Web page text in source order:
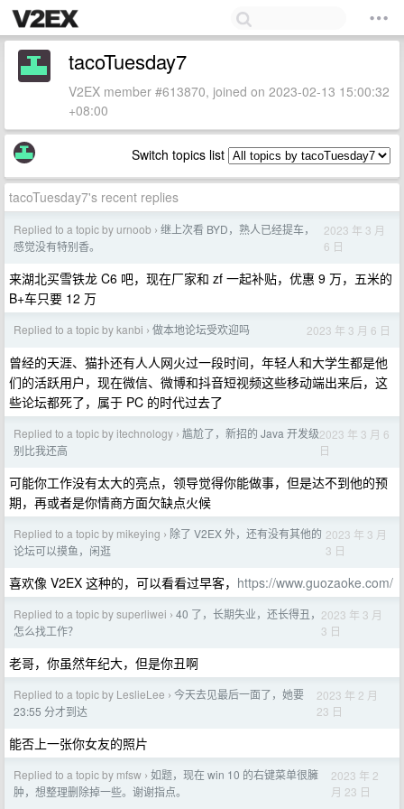
tacoTuesday7
V2EX member #613870, joined on 2023-02-13 15:00:32
+08:00
Switch topics list
tacoTuesday7's recent replies
Replied to a topic by urnoob › 继上次看 BYD，熟人已经提车，
感觉没有特别香。
2023 年 3 月
6 日
来湖北买雪铁龙 C6 吧，现在厂家和 zf 一起补贴，优惠 9 万，五米的
B+车只要 12 万
Replied to a topic by kanbi › 做本地论坛受欢迎吗 2023 年 3 月 6 日
曾经的天涯、猫扑还有人人网火过一段时间，年轻人和大学生都是他
们的活跃用户，现在微信、微博和抖音短视频这些移动端出来后，这
些论坛都死了，属于 PC 的时代过去了
Replied to a topic by itechnology › 尴尬了，新招的 Java 开发级
别比我还高
2023 年 3 月 6
日
可能你工作没有太大的亮点，领导觉得你能做事，但是达不到他的预
期，再或者是你情商方面欠缺点火候
Replied to a topic by mikeying › 除了 V2EX 外，还有没有其他的
论坛可以摸鱼，闲逛
2023 年 3 月
3 日
喜欢像 V2EX 这种的，可以看看过早客， https://www.guozaoke.com/
Replied to a topic by superliwei › 40 了，长期失业，还长得丑，
怎么找工作？
2023 年 3 月
3 日
老哥，你虽然年纪大，但是你丑啊
Replied to a topic by LeslieLee › 今天去见最后一面了，她要
23:55 分才到达
2023 年 2 月
23 日
能否上一张你女友的照片
Replied to a topic by mfsw › 如题，现在 win 10 的右键菜单很臃
肿，想整理删除掉一些。谢谢指点。
2023 年 2
月 23 日